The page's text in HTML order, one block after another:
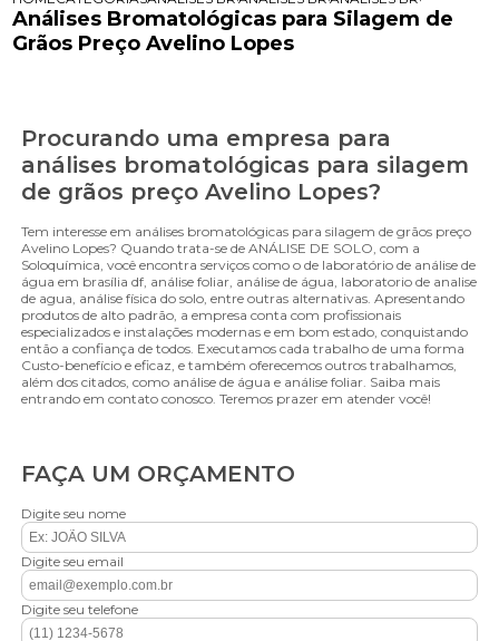
Análises Bromatológicas para Silagem de
Grãos Preço Avelino Lopes
Procurando uma empresa para
análises bromatológicas para silagem
de grãos preço Avelino Lopes?
Tem interesse em análises bromatológicas para silagem de grãos preço
Avelino Lopes? Quando trata-se de ANÁLISE DE SOLO, com a
Soloquímica, você encontra serviços como o de laboratório de análise de
água em brasília df, análise foliar, análise de água, laboratorio de analise
de agua, análise física do solo, entre outras alternativas. Apresentando
produtos de alto padrão, a empresa conta com profissionais
especializados e instalações modernas e em bom estado, conquistando
então a confiança de todos. Executamos cada trabalho de uma forma
Custo-benefício e eficaz, e também oferecemos outros trabalhamos,
além dos citados, como análise de água e análise foliar. Saiba mais
entrando em contato conosco. Teremos prazer em atender você!
FAÇA UM ORÇAMENTO
Digite seu nome
Digite seu email
Digite seu telefone